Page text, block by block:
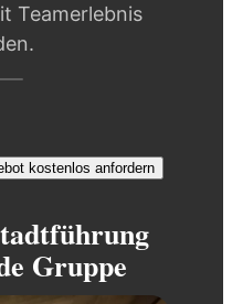
Teamerlebnis
kostenlos anfordern
Gruppe